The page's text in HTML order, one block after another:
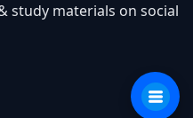
study materials on social